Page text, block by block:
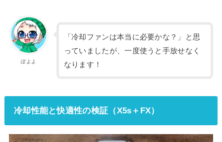
ぽよよ
「冷却ファンは本当に必要かな？」と思
っていましたが、一度使うと手放せなく
なります！
冷却性能と快適性の検証（X5s＋FX）